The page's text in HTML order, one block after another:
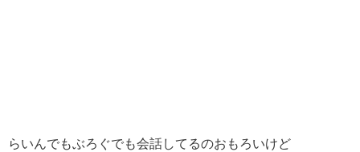
らいんでもぶろぐでも会話してるのおもろいけど